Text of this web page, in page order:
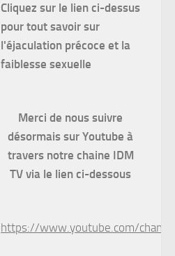
Cliquez sur le lien ci-dessus
pour tout savoir sur
l'éjaculation précoce et la
faiblesse sexuelle
Merci de nous suivre
désormais sur Youtube à
travers notre chaine IDM
TV via le lien ci-dessous
https://www.youtube.com/